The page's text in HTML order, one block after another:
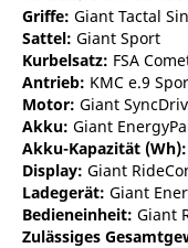
Griffe: Giant Tactal
Sattel: Giant Sport
Kurbelsatz: FSA
Antrieb: KMC e.9
Motor: Giant
Akku: Giant
Akku-Kapazität (Wh):
Display: Giant
Ladegerät: Giant
Bedieneinheit: Giant
Zulässiges